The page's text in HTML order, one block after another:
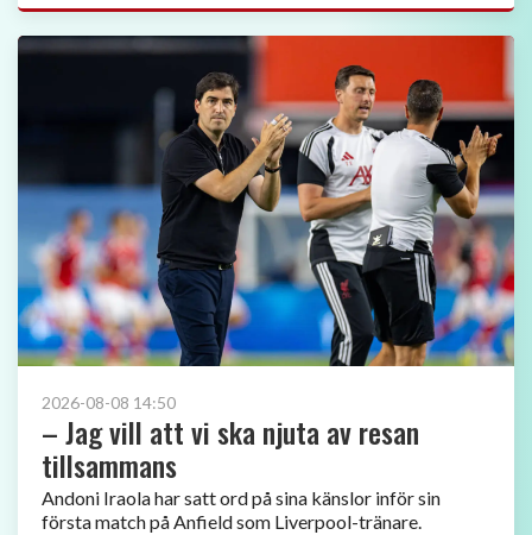
2026-08-08 14:50
– Jag vill att vi ska njuta av resan
tillsammans
Andoni Iraola har satt ord på sina känslor inför sin
första match på Anfield som Liverpool-tränare.